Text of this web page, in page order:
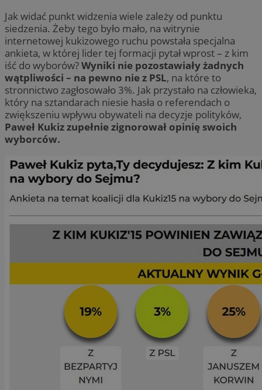
Jak widać punkt widzenia wiele zależy od punktu
siedzenia. Żeby tego było mało, na witrynie
internetowej kukizowego ruchu powstała specjalna
ankieta, w której lider tej formacji pytał wprost – z kim
iść do wyborów?Wyniki nie pozostawiały żadnych
wątpliwości – na pewno nie z PSL, na które to
stronnictwo zagłosowało 3%. Jak przystało na człowieka,
który na sztandarach niesie hasła o referendach o
zwiększeniu wpływu obywateli na decyzje polityków,
Paweł Kukiz zupełnie zignorował opinię swoich
wyborców.